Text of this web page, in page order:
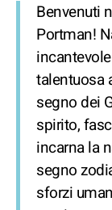
Benvenuti
Portman!
talentuosa
segno dei
spirito,
incarna la
segno
sforzi